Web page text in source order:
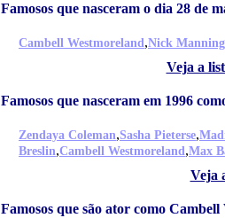
Famosos que nasceram o dia 28 de
Cambell Westmoreland,Nick Manning
Veja a
Famosos que nasceram em 1996
Zendaya Coleman,Sasha Pieterse,
Breslin,Cambell Westmoreland,Max
Veja
Famosos que são ator como Cambell